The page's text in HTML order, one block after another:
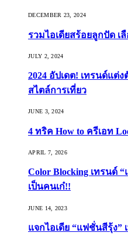
DECEMBER 23, 2024
รวมไอเดียสร้อยลูกปัด เ
JULY 2, 2024
2024 อัปเดต! เทรนด์แต่
สไตล์การเที่ยว
JUNE 3, 2024
4 ทริค How to ครีเอท
APRIL 7, 2026
Color Blocking เทรนด์
เป็นคนเก๋!!
JUNE 14, 2023
แจกไอเดีย “แฟชั่นสีรุ้ง”